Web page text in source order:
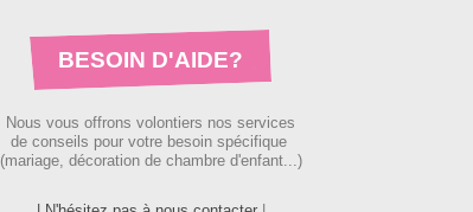
BESOIN D'AIDE?
Nous vous offrons volontiers nos services
de conseils pour votre besoin spécifique
(mariage, décoration de chambre d'enfant...)